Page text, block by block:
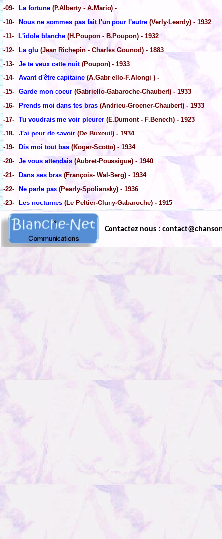
-09- La fortune (P.Alberty - A.Mario) -
-10- Nous ne sommes pas fait l'un pour l'autre (Verly-Leardy) - 1932
-11- L'idole blanche (H.Poupon - B.Poupon) - 1932
-12- La glu (Jean Richepin - Charles Gounod) - 1883
-13- Je te veux cette nuit(Poupon) - 1933
-14- Avant d'être capitaine (A.Gabriello-F.Alongi ) -
-15- Garde mon coeur (Gabriello-Gabaroche-Chaubert) - 1933
-16- Prends moi dans tes bras (Andrieu-Groener-Chaubert) - 1933
-17- Tu voudrais me voir pleurer (E.Dumont - F.Benech) - 1923
-18- J'ai peur de savoir (De Buxeuil) - 1934
-19- Dis moi tout bas (Koger-Scotto) - 1934
-20- Je vous attendais (Aubret-Poussigue) - 1940
-21- Dans ses bras (François- Wal-Berg) - 1934
-22- Ne parle pas (Pearly-Spoliansky) - 1936
-23- Les nocturnes (Le Peltier-Cluny-Gabaroche) - 1915
Contactez nous :